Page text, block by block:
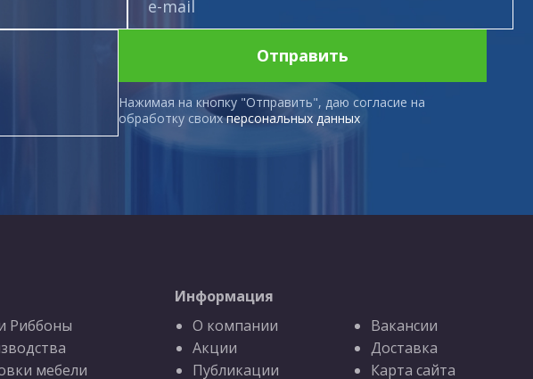
Нажимая на кнопку "Отправить", даю согласие на
обработку своихперсональных данных
Отправить
Риббоны
мебели
Информация
О компании
Акции
Публикации
Вакансии
Доставка
Карта сайта